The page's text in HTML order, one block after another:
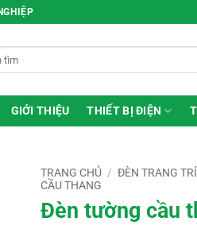
GIỚI THIỆU THIẾT BỊ ĐIỆN
TRANG CHỦ / ĐÈN TRANG TRÍ
CẦU THANG
Đèn tường cầu